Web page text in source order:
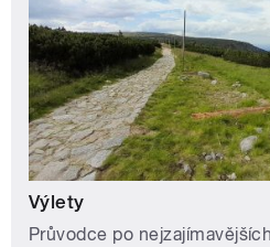
Výlety
Průvodce po